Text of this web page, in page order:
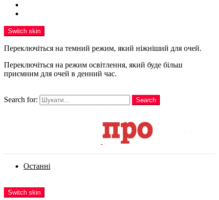
Switch skin
Переключіться на темний режим, який ніжніший для очей.
Переключіться на режим освітлення, який буде більш
приємним для очей в денний час.
Search for:
Search
Останні
Switch skin